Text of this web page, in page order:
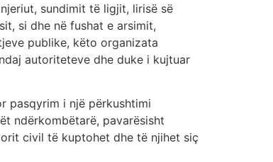
sundimit të ligjit, lirisë së
si dhe në fushat e arsimit,
publike, këto organizata
autoriteteve dhe duke i kujtuar
pasqyrim i një përkushtimi
ndërkombëtarë, pavarësisht
civil të kuptohet dhe të njihet siç